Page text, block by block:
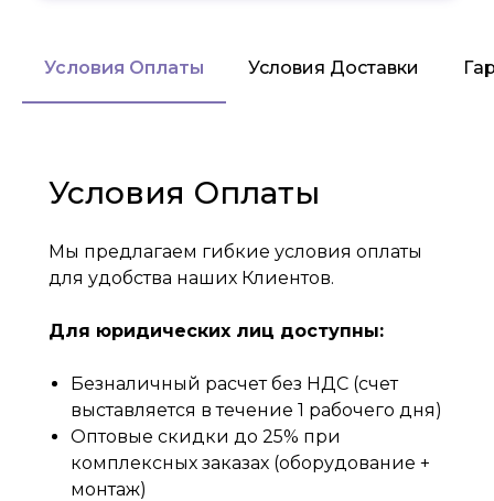
Условия Оплаты Условия Доставки
Условия Оплаты
Мы предлагаем гибкие условия оплаты
для удобства наших Клиентов.
Для юридических лиц доступны:
Безналичный расчет без НДС (счет
выставляется в течение 1 рабочего дня)
Оптовые скидки до 25% при
комплексных заказах (оборудование +
монтаж)